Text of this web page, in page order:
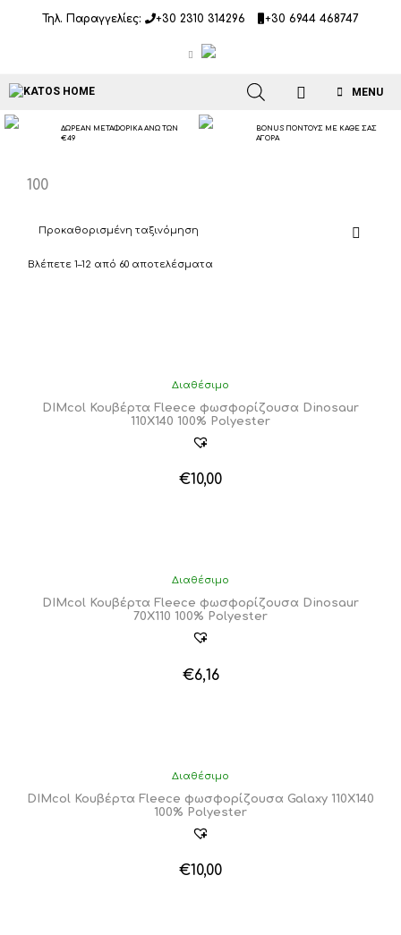
Τηλ. Παραγγελίες: +30 2310 314296 +30 6944 468747
MENU
ΔΩΡΕΑΝ ΜΕΤΑΦΟΡΙΚΑ ΑΝΩ ΤΩΝ
€49
BONUS ΠΟΝΤΟΥΣ ΜΕ ΚΑΘΕ ΣΑΣ
ΑΓΟΡΑ
100
Βλέπετε 1–12 από 60 αποτελέσματα
Διαθέσιμο
DIMcol Κουβέρτα Fleece φωσφορίζουσα Dinosaur
110X140 100% Polyester
€10,00
Διαθέσιμο
DIMcol Κουβέρτα Fleece φωσφορίζουσα Dinosaur
70X110 100% Polyester
€6,16
Διαθέσιμο
DIMcol Κουβέρτα Fleece φωσφορίζουσα Galaxy 110X140
100% Polyester
€10,00